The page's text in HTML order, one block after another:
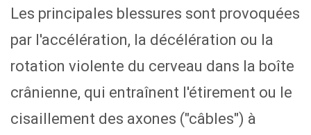
Les principales blessures sont provoquées
par l'accélération, la décélération ou la
rotation violente du cerveau dans la boîte
crânienne, qui entraînent l'étirement ou le
cisaillement des axones ("câbles") à